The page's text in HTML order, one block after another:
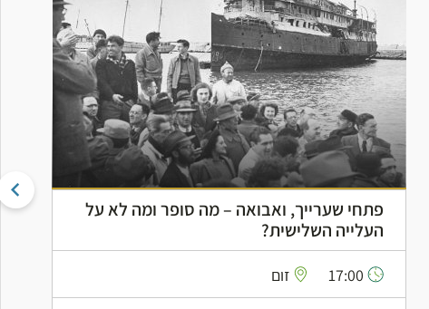
פתחי שערייך, ואבואה – מה סופר ומה לא על
העלייה השלישית?
17:00 זום